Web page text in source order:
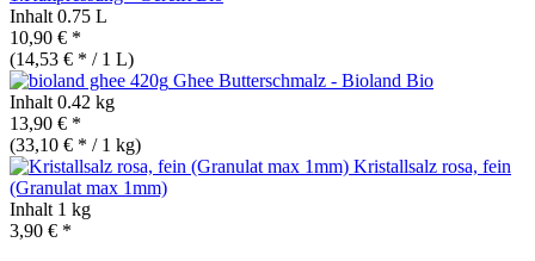
Inhalt 0.75 L
10,90 € *
(14,53 € * / 1 L)
Ghee Butterschmalz - Bioland Bio
Inhalt 0.42 kg
13,90 € *
(33,10 € * / 1 kg)
Kristallsalz rosa, fein
(Granulat max 1mm)
Inhalt 1 kg
3,90 € *